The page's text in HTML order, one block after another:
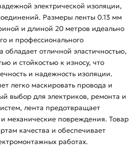
электрической изоляции,
Размеры ленты 0.13 мм
и длиной 20 метров идеально
и профессионального
обладает отличной эластичностью,
и стойкостью к износу, что
и надежность изоляции.
легко маскировать провода и
выбор для электриков, ремонта и
лента предотвращает
механические повреждения. Товар
качества и обеспечивает
работах.